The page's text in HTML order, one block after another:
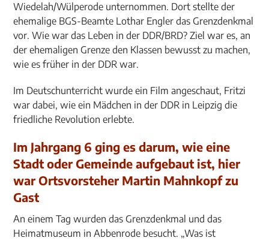
Wiedelah/Wülperode unternommen. Dort stellte der
ehemalige BGS-Beamte Lothar Engler das Grenzdenkmal
vor. Wie war das Leben in der DDR/BRD? Ziel war es, an
der ehemaligen Grenze den Klassen bewusst zu machen,
wie es früher in der DDR war.
Im Deutschunterricht wurde ein Film angeschaut, Fritzi
war dabei, wie ein Mädchen in der DDR in Leipzig die
friedliche Revolution erlebte.
Im Jahrgang 6 ging es darum, wie eine
Stadt oder Gemeinde aufgebaut ist, hier
war Ortsvorsteher Martin Mahnkopf zu
Gast
An einem Tag wurden das Grenzdenkmal und das
Heimatmuseum in Abbenrode besucht. „Was ist